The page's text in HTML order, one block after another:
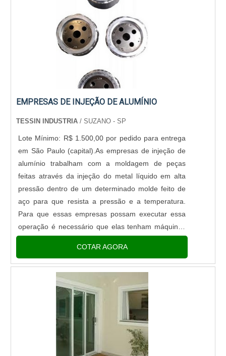
EMPRESAS DE INJEÇÃO DE ALUMÍNIO
TESSIN INDUSTRIA/ SUZANO - SP
Lote Mínimo: R$ 1.500,00 por pedido para entrega
em São Paulo (capital).As empresas de injeção de
alumínio trabalham com a moldagem de peças
feitas através da injeção do metal líquido em alta
pressão dentro de um determinado molde feito de
aço para que resista a pressão e a temperatura.
Para que essas empresas possam executar essa
operação é necessário que elas tenham máquinas
etapas.IMPORTÂNCIA DA INJEÇÃO DE
ALUMÍNIODevido a essa alta complexidade do.
COTAR AGORA